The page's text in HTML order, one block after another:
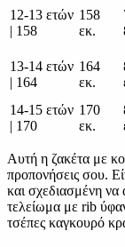
12-13 ετών
| 158
158
εκ.
13-14 ετών
| 164
164
εκ.
14-15 ετών
| 170
170
εκ.
Αυτή η ζακέτα με
προπονήσεις σου.
και σχεδιασμένη να
τελείωμα με rib
τσέπες καγκουρό